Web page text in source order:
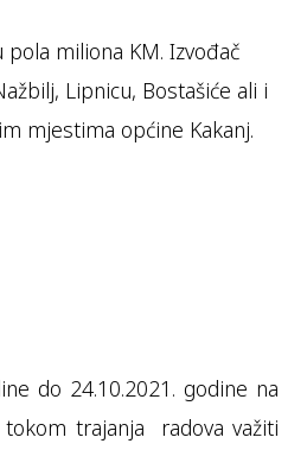
miliona KM. Izvođač
Lipnicu, Bostašiće ali i
mjestima općine Kakanj.
do 24.10.2021. godine na
tokom trajanja radova važiti